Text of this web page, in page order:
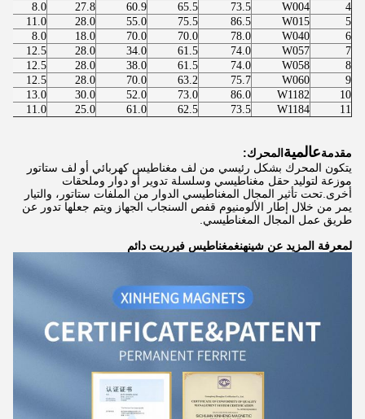
4
W004
73.5
65.5
60.9
27.8
8.0
5
W015
86.5
75.5
55.0
28.0
11.0
6
W040
78.0
70.0
70.0
18.0
8.0
7
W057
74.0
61.5
34.0
28.0
12.5
8
W058
74.0
61.5
38.0
28.0
12.5
9
W060
75.7
63.2
70.0
28.0
12.5
10
W1182
86.0
73.0
52.0
30.0
13.0
11
W1184
73.5
62.5
61.0
25.0
11.0
مقدمةعالمية المحرك:
يتكون المحرك بشكل رئيسي من لف مغناطيس كهربائي أو لف ستاتور
موزعة لتوليد حقل مغناطيسي وسلسلة تدوير أو دوار وملحقات
أخرى.تحت تأثير المجال المغناطيسي الدوار من الملفات ستاتور، والتيار
يمر من خلال إطار الألومنيوم قفص السنجاب الجهاز ويتم جعلها تدور عن
طريق عمل المجال المغناطيسي.
لمعرفة المزيد عن شينهنغمغناطيس فيرريت دائم